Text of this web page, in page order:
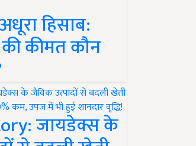
हिसाब:
की कीमत कौन
जायडेक्स के